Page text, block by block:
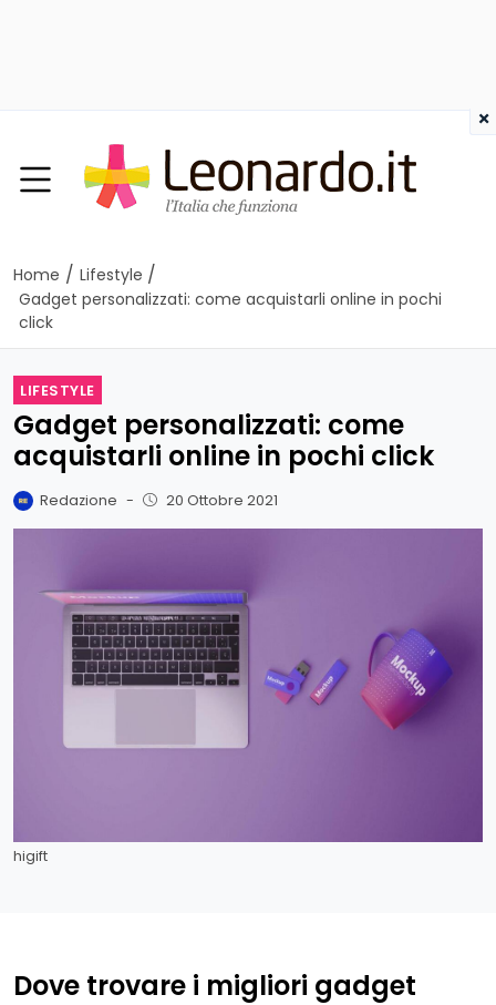
Home / Lifestyle /
Gadget personalizzati: come acquistarli online in pochi
click
LIFESTYLE
Gadget personalizzati: come
acquistarli online in pochi click
Redazione - 20 Ottobre 2021
higift
Dove trovare i migliori gadget
×